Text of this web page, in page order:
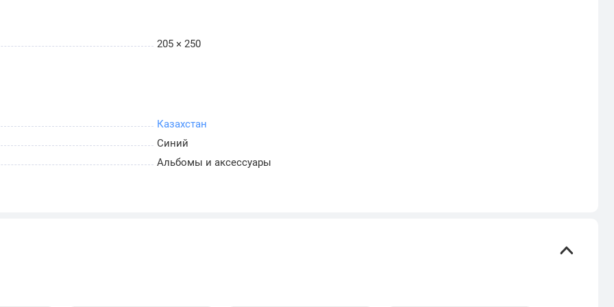
линия ячеек защищена скользящей
запирает монеты в гнездах, полностью
отверстий обеспечивает полную совместимость
205 × 250
Казахстан
Синий
Альбомы и аксессуары